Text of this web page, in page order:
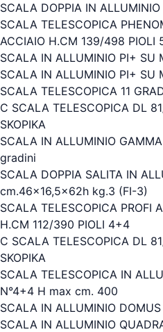
SCALA DOPPIA IN
SCALA TELESCOPICA
ACCIAIO H.CM 139/498 PIOLI
SCALA IN ALLUMINIO PI+ SU
SCALA IN ALLUMINIO PI+ SU
SCALA TELESCOPICA 11
C SCALA TELESCOPICA DL
SKOPIKA
SCALA IN ALLUMINIO
gradini
SCALA DOPPIA SALITA IN
cm.46x16,5x62h kg.3 (FI-3)
SCALA TELESCOPICA PROFI
H.CM 112/390 PIOLI 4+4
C SCALA TELESCOPICA DL
SKOPIKA
SCALA TELESCOPICA IN
N°4+4 H max cm. 400
SCALA IN ALLUMINIO
SCALA IN ALLUMINIO